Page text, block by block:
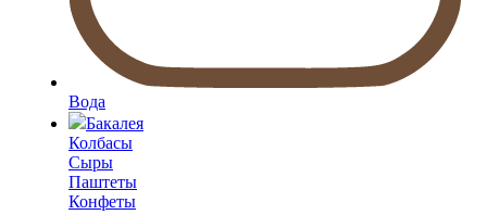
Вода
Бакалея
Колбасы
Сыры
Паштеты
Конфеты